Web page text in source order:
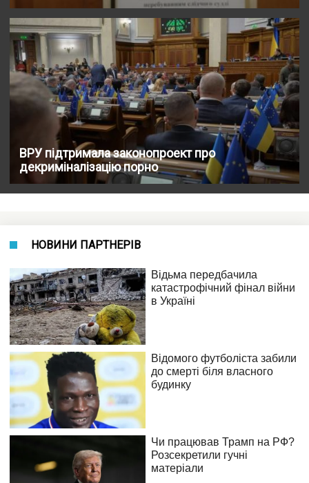
ВРУ підтримала законопроект про
декриміналізацію порно
НОВИНИ ПАРТНЕРІВ